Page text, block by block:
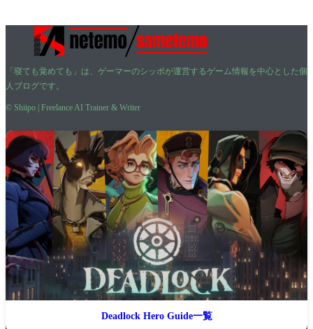
「寝ても覚めても」は、ゲーマーのシッポが運営するゲーム情報を中心とした個
人ブログです。
© Shiipo | Freelance AI Trainer & Writer
Deadlock Hero Guide一覧